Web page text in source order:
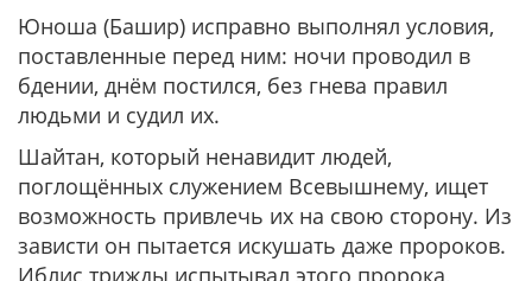
Юноша (Башир) исправно выполнял условия,
поставленные перед ним: ночи проводил в
бдении, днём постился, без гнева правил
людьми и судил их.
Шайтан, который ненавидит людей,
поглощённых служением Всевышнему, ищет
возможность привлечь их на свою сторону. Из
зависти он пытается искушать даже пророков.
Иблис трижды испытывал этого пророка,